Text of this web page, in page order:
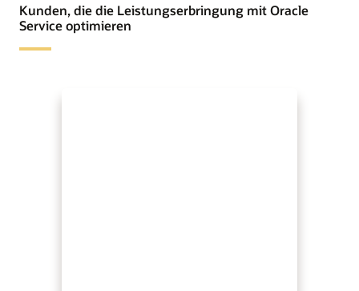
Kunden, die die Leistungserbringung mit Oracle
Service optimieren